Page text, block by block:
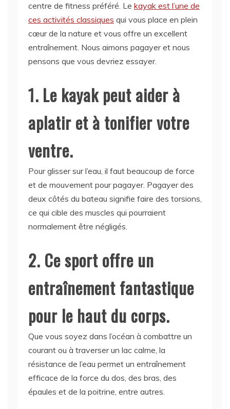
centre de fitness préféré. Le kayak est l’une de
ces activités classiques qui vous place en plein
cœur de la nature et vous offre un excellent
entraînement. Nous aimons pagayer et nous
pensons que vous devriez essayer.
1. Le kayak peut aider à
aplatir et à tonifier votre
ventre.
Pour glisser sur l’eau, il faut beaucoup de force
et de mouvement pour pagayer. Pagayer des
deux côtés du bateau signifie faire des torsions,
ce qui cible des muscles qui pourraient
normalement être négligés.
2. Ce sport offre un
entraînement fantastique
pour le haut du corps.
Que vous soyez dans l’océan à combattre un
courant ou à traverser un lac calme, la
résistance de l’eau permet un entraînement
efficace de la force du dos, des bras, des
épaules et de la poitrine, entre autres.